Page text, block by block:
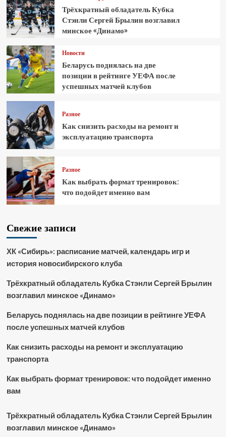
Трёхкратный обладатель Кубка
Стэнли Сергей Брылин возглавил
минское «Динамо»
Новости
Беларусь поднялась на две
позиции в рейтинге УЕФА после
успешных матчей клубов
Разное
Как снизить расходы на ремонт и
эксплуатацию транспорта
Разное
Как выбрать формат тренировок:
что подойдет именно вам
Свежие записи
ХК «Сибирь»: расписание матчей, календарь игр и
история новосибирского клуба
Трёхкратный обладатель Кубка Стэнли Сергей Брылин
возглавил минское «Динамо»
Беларусь поднялась на две позиции в рейтинге УЕФА
после успешных матчей клубов
Как снизить расходы на ремонт и эксплуатацию
транспорта
Как выбрать формат тренировок: что подойдет именно
вам
Трёхкратный обладатель Кубка Стэнли Сергей Брылин
возглавил минское «Динамо»